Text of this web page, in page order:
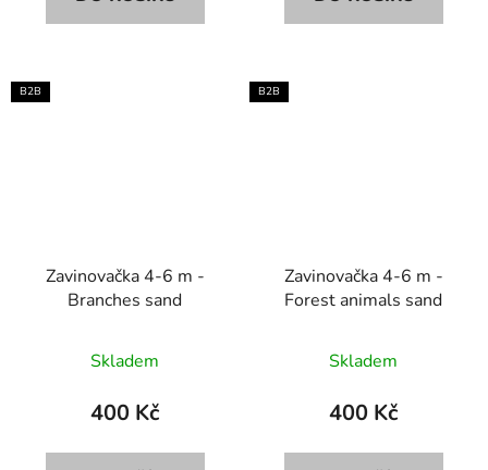
B2B
Zavinovačka 4-6 m -
Branches sand
Skladem
400 Kč
B2B
Zavinovačka 4-6 m -
Forest animals sand
Skladem
400 Kč